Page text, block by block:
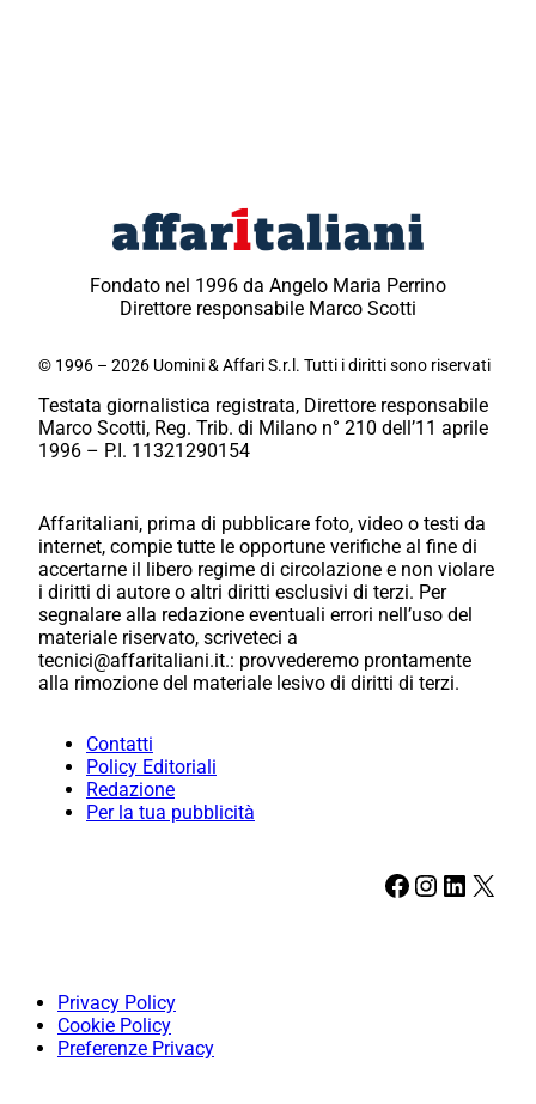
Fondato nel 1996 da Angelo Maria Perrino
Direttore responsabile Marco Scotti
© 1996 – 2026 Uomini & Affari S.r.l. Tutti i diritti sono riservati
Testata giornalistica registrata, Direttore responsabile
Marco Scotti, Reg. Trib. di Milano n° 210 dell’11 aprile
1996 – P.I. 11321290154
Affaritaliani, prima di pubblicare foto, video o testi da
internet, compie tutte le opportune verifiche al fine di
accertarne il libero regime di circolazione e non violare
i diritti di autore o altri diritti esclusivi di terzi. Per
segnalare alla redazione eventuali errori nell’uso del
materiale riservato, scriveteci a
tecnici@affaritaliani.it.: provvederemo prontamente
alla rimozione del materiale lesivo di diritti di terzi.
Contatti
Policy Editoriali
Redazione
Per la tua pubblicità
Facebook Instagram LinkedIn X
Privacy Policy
Cookie Policy
Preferenze Privacy